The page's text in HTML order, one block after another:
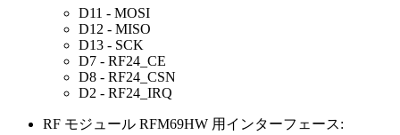
D11 - MOSI
D12 - MISO
D13 - SCK
D7 - RF24_CE
D8 - RF24_CSN
D2 - RF24_IRQ
RF モジュール RFM69HW 用インターフェース: